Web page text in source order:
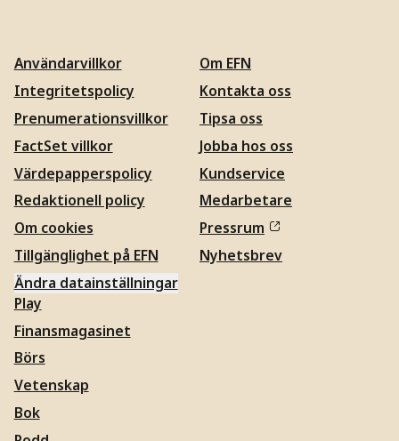
Användarvillkor
Integritetspolicy
Prenumerationsvillkor
FactSet villkor
Värdepapperspolicy
Redaktionell policy
Om cookies
Tillgänglighet på EFN
Ändra datainställningar
Om EFN
Kontakta oss
Tipsa oss
Jobba hos oss
Kundservice
Medarbetare
Pressrum
Nyhetsbrev
Play
Finansmagasinet
Börs
Vetenskap
Bok